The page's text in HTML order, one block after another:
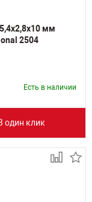
мм
2504
Есть в наличии
один клик